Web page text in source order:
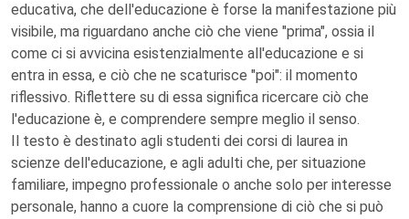
educativa, che dell'educazione è forse la manifestazione più
visibile, ma riguardano anche ciò che viene "prima", ossia il
come ci si avvicina esistenzialmente all'educazione e si
entra in essa, e ciò che ne scaturisce "poi": il momento
riflessivo. Riflettere su di essa significa ricercare ciò che
l'educazione è, e comprendere sempre meglio il senso.
Il testo è destinato agli studenti dei corsi di laurea in
scienze dell'educazione, e agli adulti che, per situazione
familiare, impegno professionale o anche solo per interesse
personale, hanno a cuore la comprensione di ciò che si può